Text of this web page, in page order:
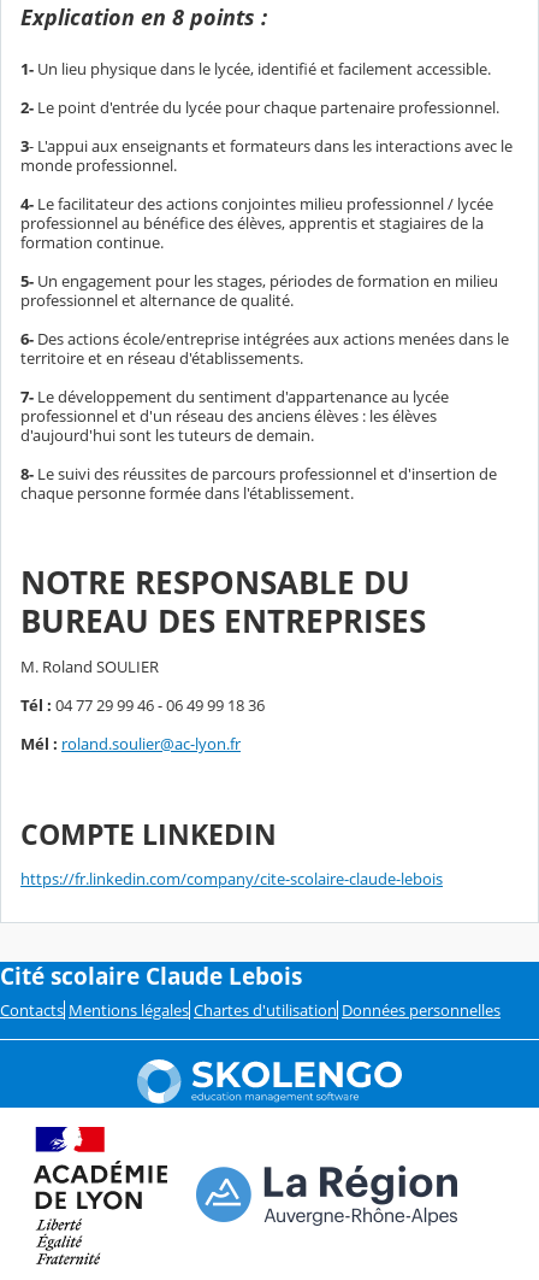
Explication en 8 points :
1- Un lieu physique dans le lycée, identifié et facilement accessible.
2- Le point d'entrée du lycée pour chaque partenaire professionnel.
3- L'appui aux enseignants et formateurs dans les interactions avec le
monde professionnel.
4- Le facilitateur des actions conjointes milieu professionnel / lycée
professionnel au bénéfice des élèves, apprentis et stagiaires de la
formation continue.
5- Un engagement pour les stages, périodes de formation en milieu
professionnel et alternance de qualité.
6- Des actions école/entreprise intégrées aux actions menées dans le
territoire et en réseau d'établissements.
7- Le développement du sentiment d'appartenance au lycée
professionnel et d'un réseau des anciens élèves : les élèves
d'aujourd'hui sont les tuteurs de demain.
8- Le suivi des réussites de parcours professionnel et d'insertion de
chaque personne formée dans l'établissement.
NOTRE RESPONSABLE DU
BUREAU DES ENTREPRISES
M. Roland SOULIER
Tél : 04 77 29 99 46 - 06 49 99 18 36
Mél : roland.soulier@ac-lyon.fr
COMPTE LINKEDIN
https://fr.linkedin.com/company/cite-scolaire-claude-lebois
Cité scolaire Claude Lebois
Contacts Mentions légales Chartes d'utilisation Données personnelles